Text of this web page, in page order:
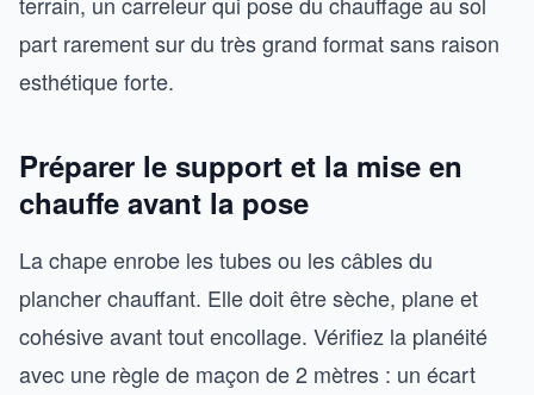
part rarement sur du très grand format sans raison
esthétique forte.
Préparer le support et la mise en
chauffe avant la pose
La chape enrobe les tubes ou les câbles du
plancher chauffant. Elle doit être sèche, plane et
cohésive avant tout encollage. Vérifiez la planéité
avec une règle de maçon de 2 mètres : un écart